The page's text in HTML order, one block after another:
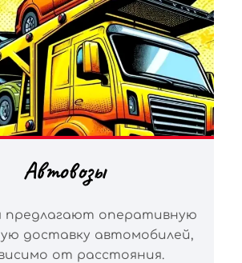
Автовозы
предлагают оперативную
доставку автомобилей,
от расстояния.